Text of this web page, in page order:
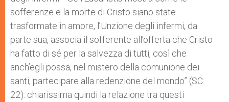
sofferenze e la morte di Cristo siano state
trasformate in amore, l’Unzione degli infermi, da
parte sua, associa il sofferente all’offerta che Cristo
ha fatto di sé per la salvezza di tutti, così che
anch’egli possa, nel mistero della comunione dei
santi, partecipare alla redenzione del mondo” (SC
22): chiarissima quindi la relazione tra questi